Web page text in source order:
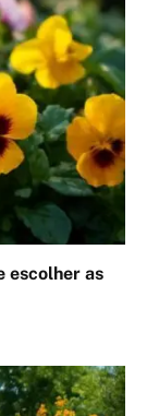
escolher as